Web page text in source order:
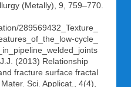
(Metally), 9, 759–770.
289569432_Texture_
cycle_
(2013) Relationship
fracture surface fractal
Sci. Applicat., 4(4),